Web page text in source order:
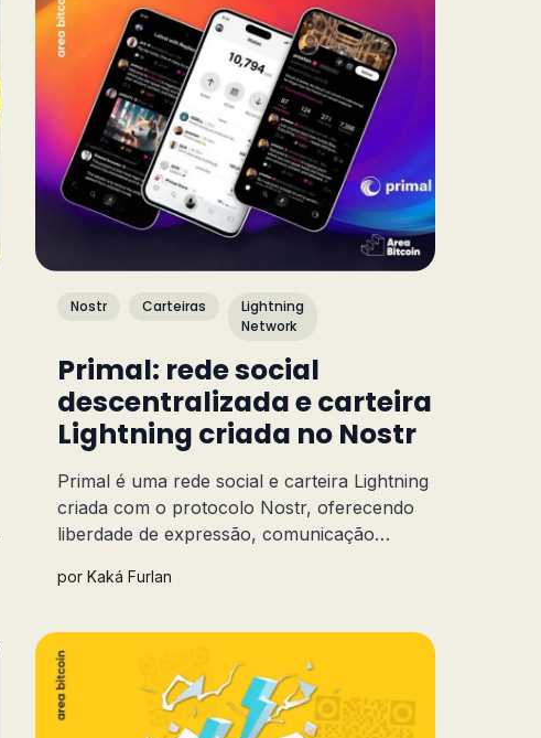
Nostr Carteiras
Lightning
Network
Primal: rede social
descentralizada e carteira
Lightning criada no Nostr
Primal é uma rede social e carteira Lightning
criada com o protocolo Nostr, oferecendo
liberdade de expressão, comunicação
rápidas e seguras. Saiba mais sobre este
porKaká Furlan